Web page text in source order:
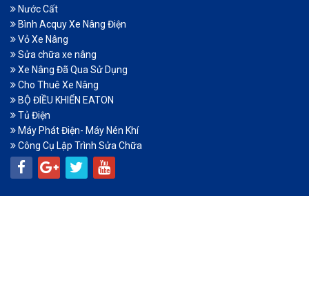
Nước Cất
Bình Acquy Xe Nâng Điện
Vỏ Xe Nâng
Sửa chữa xe nâng
Xe Nâng Đã Qua Sử Dụng
Cho Thuê Xe Nâng
BỘ ĐIỀU KHIỂN EATON
Tủ Điện
Máy Phát Điện- Máy Nén Khí
Công Cụ Lập Trình Sửa Chữa